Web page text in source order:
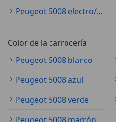
Peugeot 5008 electro/gasolina
Color de la carrocería
Peugeot 5008 blanco
Peugeot 5008 azul
Peugeot 5008 verde
Peugeot 5008 marrón